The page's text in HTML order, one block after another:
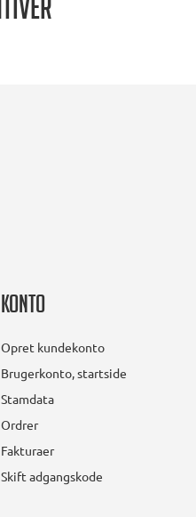
Konto
Opret kundekonto
Brugerkonto, startside
Stamdata
Ordrer
Fakturaer
Skift adgangskode